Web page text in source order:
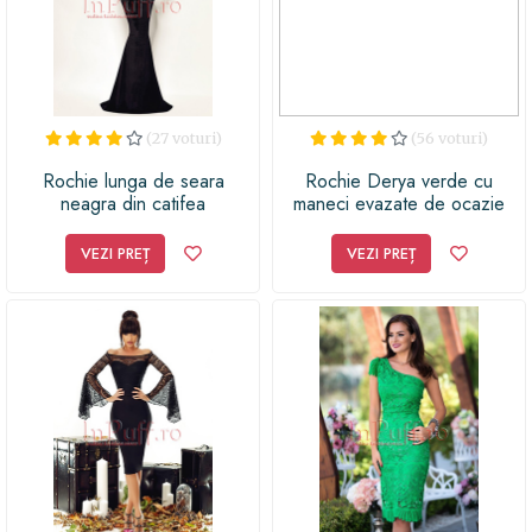
(27 voturi)
Rochie lunga de seara
neagra din catifea
VEZI PREȚ
(56 voturi)
Rochie Derya verde cu
maneci evazate de ocazie
VEZI PREȚ